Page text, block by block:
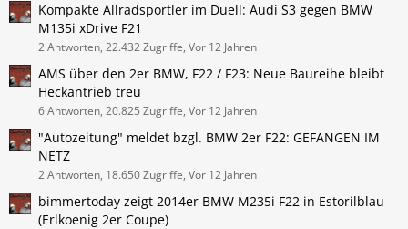
Kompakte Allradsportler im Duell: Audi S3 gegen BMW
M135i xDrive F21
2 Antworten, 22.432 Zugriffe, Vor 12 Jahren
AMS über den 2er BMW, F22 / F23: Neue Baureihe bleibt
Heckantrieb treu
6 Antworten, 20.825 Zugriffe, Vor 12 Jahren
"Autozeitung" meldet bzgl. BMW 2er F22: GEFANGEN IM
NETZ
2 Antworten, 18.650 Zugriffe, Vor 12 Jahren
bimmertoday zeigt 2014er BMW M235i F22 in Estorilblau
(Erlkoenig 2er Coupe)